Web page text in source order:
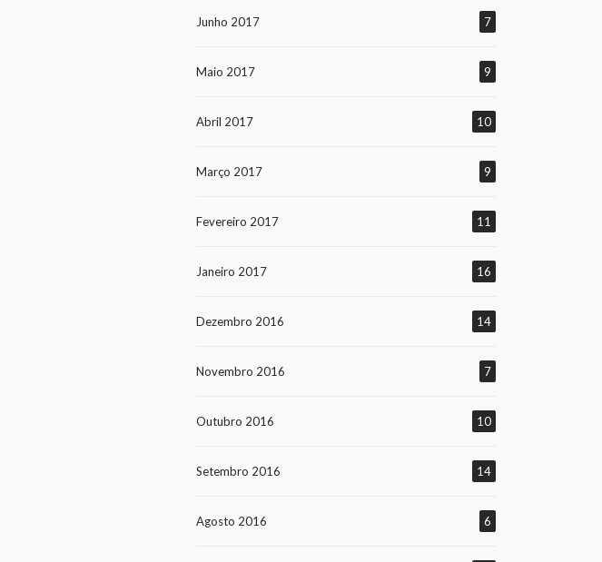
Junho 2017 7
Maio 2017 9
Abril 2017 10
Março 2017 9
Fevereiro 2017 11
Janeiro 2017 16
Dezembro 2016 14
Novembro 2016 7
Outubro 2016 10
Setembro 2016 14
Agosto 2016 6